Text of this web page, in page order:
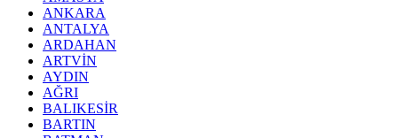
ANKARA
ANTALYA
ARDAHAN
ARTVİN
AYDIN
AĞRI
BALIKESİR
BARTIN